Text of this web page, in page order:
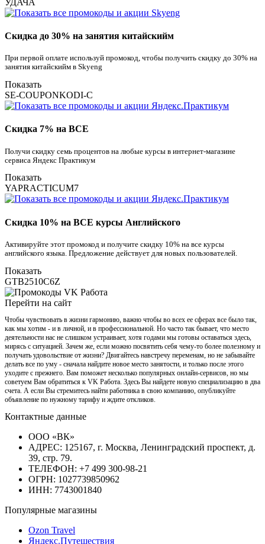
Скидка до 30% на занятия китайскийм
При первой оплате используй промокод, чтобы получить скидку до 30% на
занятия китайскийм в Skyeng
Показать
SE-COUPONKODI-C
Скидка 7% на ВСЕ
Получи скидку семь процентов на любые курсы в интернет-магазине
сервиса Яндекс Практикум
Показать
YAPRACTICUM7
Скидка 10% на ВСЕ курсы Английского
Активируйте этот промокод и получите скидку 10% на все курсы
английского языка. Предложение действует для новых пользователей.
Показать
GTB2510C6Z
Перейти на сайт
Чтобы чувствовать в жизни гармонию, важно чтобы во всех ее сферах все было так,
как мы хотим - и в личной, и в профессиональной. Но часто так бывает, что место
деятельности нас не слишком устраивает, хотя годами мы готовы оставаться здесь,
мирясь с ситуацией. Зачем же, если можно посвятить себя чему-то более полезному и
получать удовольствие от жизни? Двигайтесь навстречу переменам, но не забывайте
делать все по уму - сначала найдите новое место занятости, и только после этого
уходите с прежнего. Вам поможет несколько популярных онлайн-сервисов, но мы
советуем Вам обратиться к VK Работа. Здесь Вы найдете новую специализацию в два
счета. А если Вы стремитесь найти работника в свою компанию, опубликуйте
объявление по нужному тарифу и ждите откликов.
Контактные данные
ООО «ВК»
АДРЕС: 125167, г. Москва, Ленинградский проспект, д.
39, стр. 79.
ТЕЛЕФОН: +7 499 300-98-21
ОГРН: 1027739850962
ИНН: 7743001840
Популярные магазины
Ozon Travel
Яндекс.Путешествия